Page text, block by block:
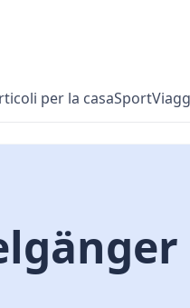
per la casaSport